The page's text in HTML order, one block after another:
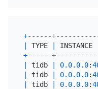
+------
TYPE
+------
tidb 0.0.0.0:
tidb 0.0.0.0:
tidb 0.0.0.0: